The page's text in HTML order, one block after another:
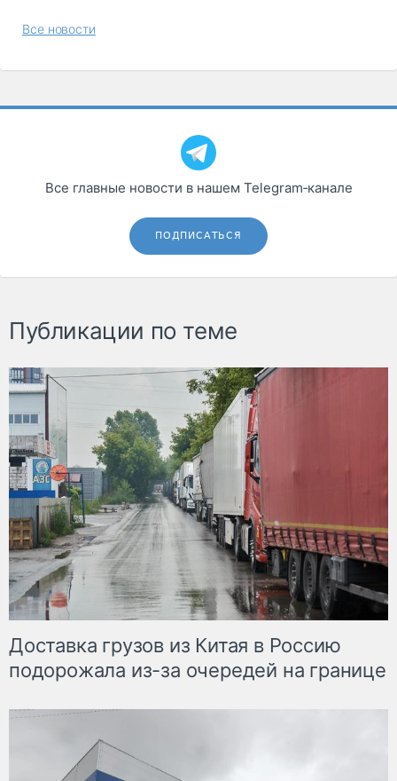
Все новости
Все главные новости в нашем Telegram‑канале
ПОДПИСАТЬСЯ
Публикации по теме
Доставка грузов из Китая в Россию
подорожала из-за очередей на границе